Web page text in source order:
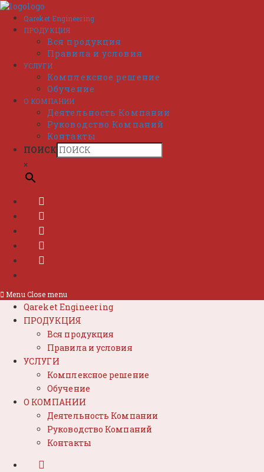
Перейти
содержимому
Qareket Engineering
ПРОДУКЦИЯ
Вся продукция
Правила и условия
УСЛУГИ
Комплексное решение
Обучение
О КОМПАНИИ
Деятельность Компании
Руководство Компаний
Контакты
ПОИСК
×
Menu Close menu
Qareket Engineering
ПРОДУКЦИЯ
Вся продукция
Правила и условия
УСЛУГИ
Комплексное решение
Обучение
О КОМПАНИИ
Деятельность Компании
Руководство Компаний
Контакты